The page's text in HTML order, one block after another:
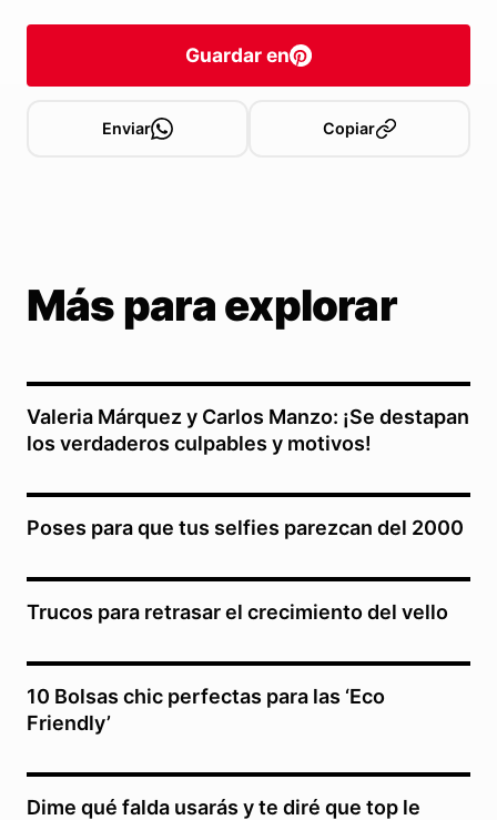
Guardar en
Enviar Copiar
Más para explorar
Valeria Márquez y Carlos Manzo: ¡Se destapan
los verdaderos culpables y motivos!
Poses para que tus selfies parezcan del 2000
Trucos para retrasar el crecimiento del vello
10 Bolsas chic perfectas para las ‘Eco
Friendly’
Dime qué falda usarás y te diré que top le